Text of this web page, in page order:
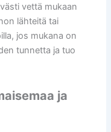
vettä mukaan
lähteitä tai
jos mukana on
tunnetta ja tuo
ja